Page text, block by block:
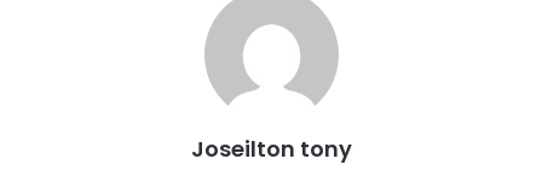
Joseilton tony